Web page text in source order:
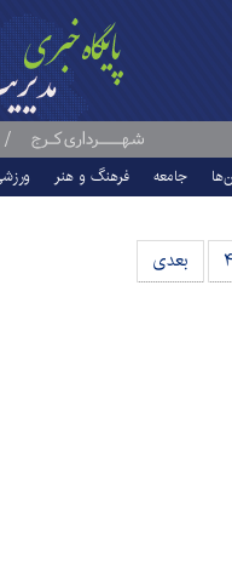
جامعه فرهنگ و هنر
بعدی